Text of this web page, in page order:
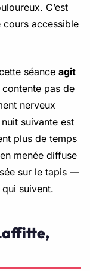
C’est
accessible
séance agit
pas de
nerveux
suivante est
plus de temps
menée diffuse
sur le tapis —
qui suivent.